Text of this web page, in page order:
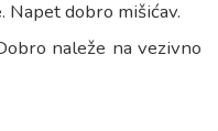
dobro mišićav.
naleže na vezivno